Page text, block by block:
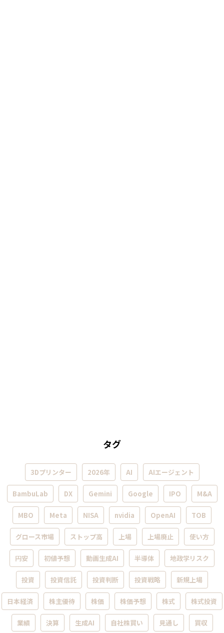
タグ
3Dプリンター 2026年 AI AIエージェント
BambuLab DX Gemini Google IPO M&A
MBO Meta NISA nvidia OpenAI TOB
グロース市場 ストップ高 上場 上場廃止 使い方
円安 初値予想 動画生成AI 半導体 地政学リスク
投資 投資信託 投資判断 投資戦略 新規上場
日本経済 株主優待 株価 株価予想 株式 株式投資
業績 決算 生成AI 自社株買い 見通し 買収